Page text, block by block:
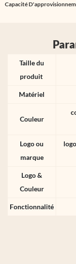
Capacité
Taille du
produit
Matériel
Couleur
Logo ou
marque
Logo &
Couleur
Fonctionnalité